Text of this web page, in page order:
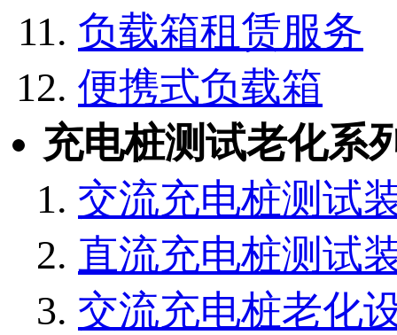
负载箱租赁服务
便携式负载箱
充电桩测试老化系
交流充电桩测试
直流充电桩测试
交流充电桩老化